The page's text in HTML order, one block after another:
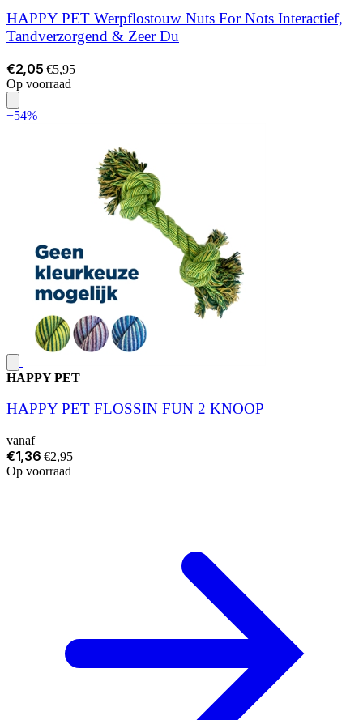
HAPPY PET Werpflostouw Nuts For Nots Interactief,
Tandverzorgend & Zeer Du
€2,05 €5,95
Op voorraad
−54%
HAPPY PET
HAPPY PET FLOSSIN FUN 2 KNOOP
vanaf
€1,36 €2,95
Op voorraad